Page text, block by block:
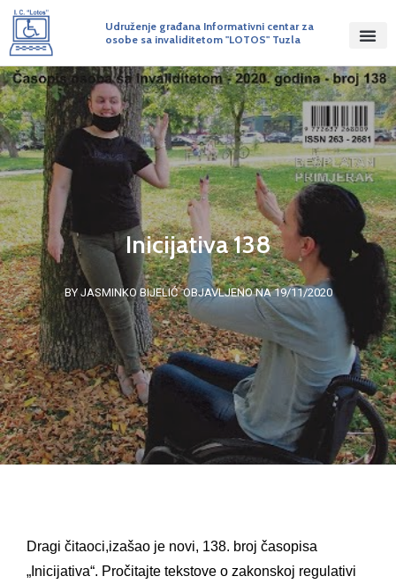
Udruženje građana Informativni centar za
osobe sa invaliditetom "LOTOS" Tuzla
Inicijativa 138
BY JASMINKO BIJELIĆ OBJAVLJENO NA 19/11/2020
Dragi čitaoci,izašao je novi, 138. broj časopisa
„Inicijativa“. Pročitajte tekstove o zakonskoj regulativi